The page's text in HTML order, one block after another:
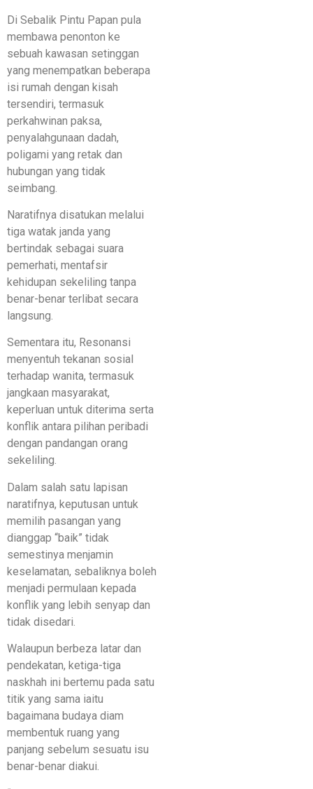
Di Sebalik Pintu Papan pula
membawa penonton ke
sebuah kawasan setinggan
yang menempatkan beberapa
isi rumah dengan kisah
tersendiri, termasuk
perkahwinan paksa,
penyalahgunaan dadah,
poligami yang retak dan
hubungan yang tidak
seimbang.
Naratifnya disatukan melalui
tiga watak janda yang
bertindak sebagai suara
pemerhati, mentafsir
kehidupan sekeliling tanpa
benar-benar terlibat secara
langsung.
Sementara itu, Resonansi
menyentuh tekanan sosial
terhadap wanita, termasuk
jangkaan masyarakat,
keperluan untuk diterima serta
konflik antara pilihan peribadi
dengan pandangan orang
sekeliling.
Dalam salah satu lapisan
naratifnya, keputusan untuk
memilih pasangan yang
dianggap “baik” tidak
semestinya menjamin
keselamatan, sebaliknya boleh
menjadi permulaan kepada
konflik yang lebih senyap dan
tidak disedari.
Walaupun berbeza latar dan
pendekatan, ketiga-tiga
naskhah ini bertemu pada satu
titik yang sama iaitu
bagaimana budaya diam
membentuk ruang yang
panjang sebelum sesuatu isu
benar-benar diakui.